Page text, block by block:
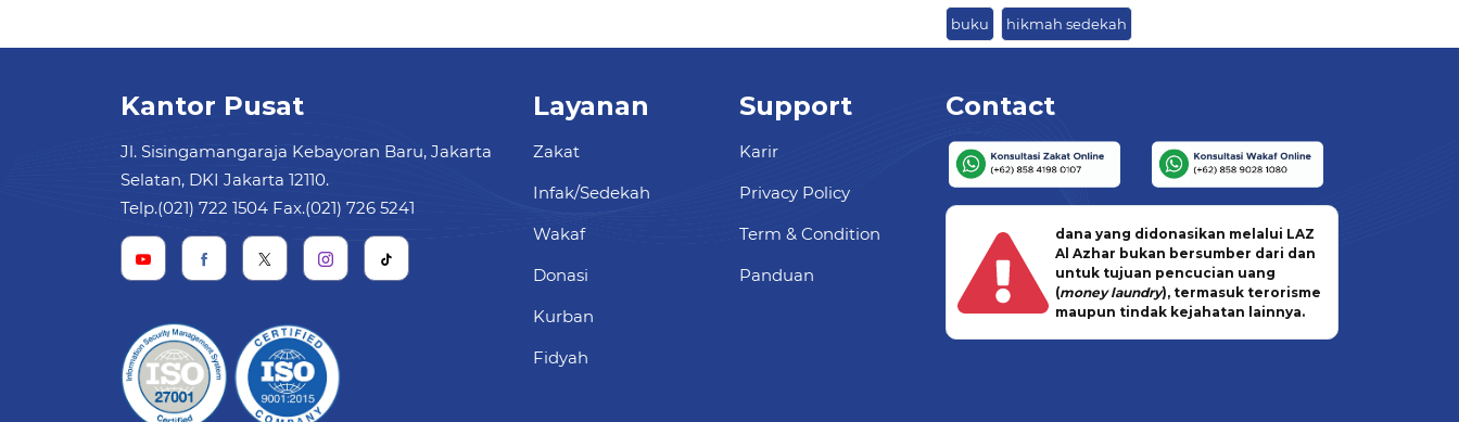
buku hikmah sedekah
Kantor Pusat
Jl. Sisingamangaraja Kebayoran Baru, Jakarta
Selatan, DKI Jakarta 12110.
Telp.(021) 722 1504 Fax.(021) 726 5241
Layanan
Zakat
Infak/Sedekah
Wakaf
Donasi
Kurban
Fidyah
Support
Karir
Privacy Policy
Term & Condition
Panduan
Contact
dana yang didonasikan melalui LAZ
Al Azhar bukan bersumber dari dan
untuk tujuan pencucian uang
(money laundry), termasuk terorisme
maupun tindak kejahatan lainnya.